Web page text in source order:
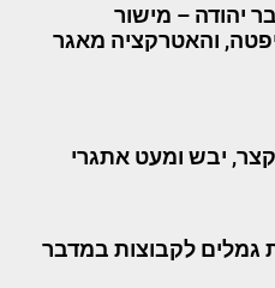
יהודה – מישור
והאטרקציה מאגר
קצר, יבש ומעט אתגרי
גמלים לקבוצות במדבר